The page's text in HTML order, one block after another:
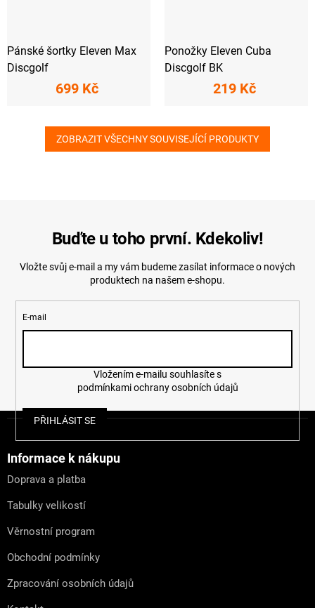
Pánské šortky Eleven Max
Discgolf
699 Kč
Ponožky Eleven Cuba
Discgolf BK
219 Kč
ZOBRAZIT VŠECHNY SOUVISEJÍCÍ PRODUKTY
Buďte u toho první. Kdekoliv!
Vložte svůj e-mail a my vám budeme zasílat informace o nových
produktech na našem e-shopu.
E-mail
podmínkami ochrany osobních údajů
PŘIHLÁSIT SE
Informace k nákupu
Doprava a platba
Tabulky velikostí
Věrnostní program
Obchodní podmínky
Zpracování osobních údajů